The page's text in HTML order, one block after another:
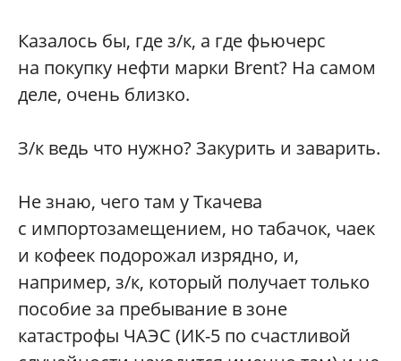
Казалось бы, где з/к, а где фьючерс
на покупку нефти марки Brent? На самом
деле, очень близко.
З/к ведь что нужно? Закурить и заварить.
Не знаю, чего там у Ткачева
с импортозамещением, но табачок, чаек
и кофеек подорожал изрядно, и,
например, з/к, который получает только
пособие за пребывание в зоне
катастрофы ЧАЭС (ИК-5 по счастливой